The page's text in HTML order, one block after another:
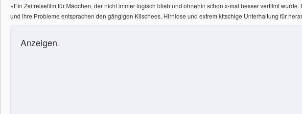
»Ein Zeitreisefilm für Mädchen, der nicht immer logisch blieb und ohnehin schon x-mal besser verfilmt
und ihre Probleme entsprachen den gängigen Klischees. Hirnlose und extrem kitschige Unterhaltung für
Anzeigen.